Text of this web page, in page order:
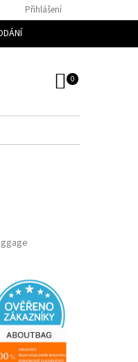
Přihlášení